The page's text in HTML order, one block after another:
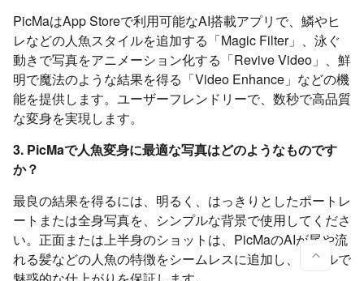
PicMaはApp Storeで利用可能なAI搭載アプリで、鱗やヒ
レなどの人魚スタイルを追加する「Magic Filter」、泳ぐ
動きで写真をアニメーション化する「Revive Video」、鮮
明で魔法のような結果を得る「Video Enhance」などの機
能を提供します。ユーザーフレンドリーで、数秒で高品質
な変身を実現します。
3. PicMaで人魚変身に最適な写真はどのようなものです
か？
最良の結果を得るには、明るく、はっきりとしたポートレ
ートまたは全身写真を、シンプルな背景で使用してくださ
い。正面または上半身のショットは、PicMaのAIが尾や流
れる髪などの人魚の特徴をシームレスに追加し、リアルで